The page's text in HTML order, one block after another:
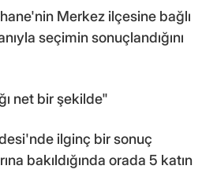
Merkez ilçesine bağlı
seçimin sonuçlandığını
net bir şekilde"
ilginç bir sonuç
bakıldığında orada 5 katın